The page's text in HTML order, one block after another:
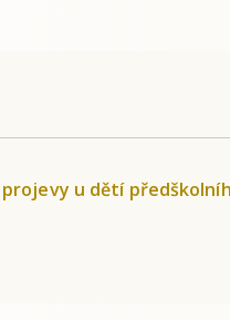
u dětí